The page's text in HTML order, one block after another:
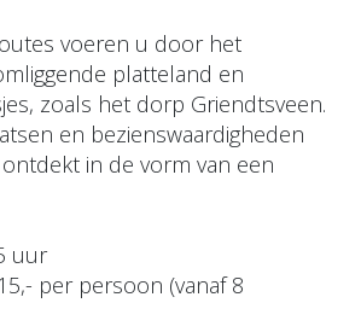
voeren u door het
platteland en
zoals het dorp Griendtsveen.
en bezienswaardigheden
in de vorm van een
uur
persoon (vanaf 8